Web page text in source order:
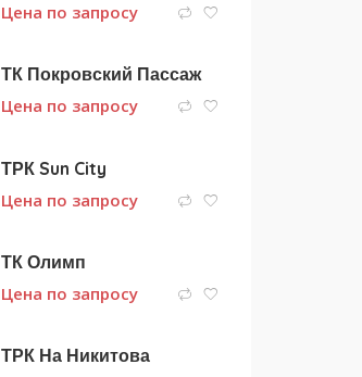
Цена по запросу
ТК Покровский Пассаж
Цена по запросу
ТРК Sun City
Цена по запросу
ТК Олимп
Цена по запросу
ТРК На Никитова